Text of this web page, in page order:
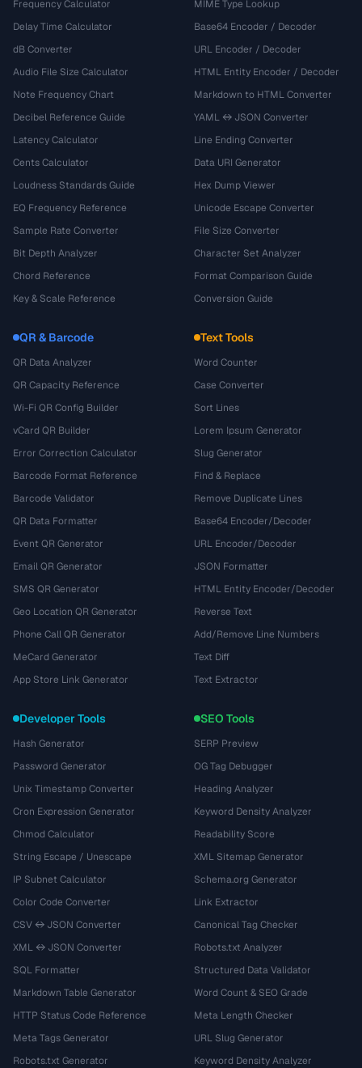
Frequency Calculator
Delay Time Calculator
dB Converter
Audio File Size Calculator
Note Frequency Chart
Decibel Reference Guide
Latency Calculator
Cents Calculator
Loudness Standards Guide
EQ Frequency Reference
Sample Rate Converter
Bit Depth Analyzer
Chord Reference
Key & Scale Reference
MIME Type Lookup
Base64 Encoder / Decoder
URL Encoder / Decoder
HTML Entity Encoder / Decoder
Markdown to HTML Converter
YAML ↔ JSON Converter
Line Ending Converter
Data URI Generator
Hex Dump Viewer
Unicode Escape Converter
File Size Converter
Character Set Analyzer
Format Comparison Guide
Conversion Guide
QR & Barcode
QR Data Analyzer
QR Capacity Reference
Wi-Fi QR Config Builder
vCard QR Builder
Error Correction Calculator
Barcode Format Reference
Barcode Validator
QR Data Formatter
Event QR Generator
Email QR Generator
SMS QR Generator
Geo Location QR Generator
Phone Call QR Generator
MeCard Generator
App Store Link Generator
Text Tools
Word Counter
Case Converter
Sort Lines
Lorem Ipsum Generator
Slug Generator
Find & Replace
Remove Duplicate Lines
Base64 Encoder/Decoder
URL Encoder/Decoder
JSON Formatter
HTML Entity Encoder/Decoder
Reverse Text
Add/Remove Line Numbers
Text Diff
Text Extractor
Developer Tools
Hash Generator
Password Generator
Unix Timestamp Converter
Cron Expression Generator
Chmod Calculator
String Escape / Unescape
IP Subnet Calculator
Color Code Converter
CSV ↔ JSON Converter
XML ↔ JSON Converter
SQL Formatter
Markdown Table Generator
HTTP Status Code Reference
Meta Tags Generator
Robots.txt Generator
SEO Tools
SERP Preview
OG Tag Debugger
Heading Analyzer
Keyword Density Analyzer
Readability Score
XML Sitemap Generator
Schema.org Generator
Link Extractor
Canonical Tag Checker
Robots.txt Analyzer
Structured Data Validator
Word Count & SEO Grade
Meta Length Checker
URL Slug Generator
Keyword Density Analyzer